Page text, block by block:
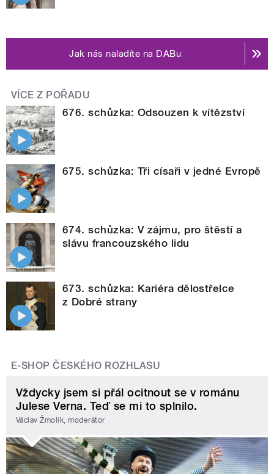
Jak nás naladíte na DABu
VÍCE Z POŘADU
676. schůzka: Odsouzen k vítězství
675. schůzka: Tři císaři v jedné Evropě
674. schůzka: V zájmu, pro štěstí a
slávu francouzského lidu
673. schůzka: Kariéra dělostřelce
z Dobré strany
E-SHOP ČESKÉHO ROZHLASU
Vždycky jsem si přál ocitnout se v románu
Julese Verna. Teď se mi to splnilo.
Václav Žmolík, moderátor